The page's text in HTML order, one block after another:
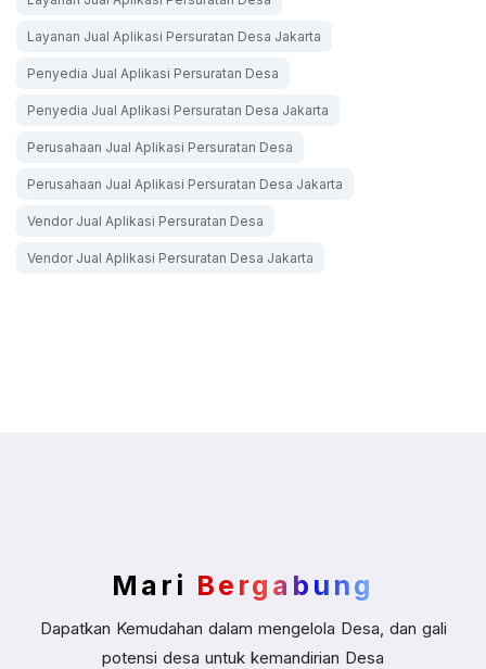
Layanan Jual Aplikasi Persuratan Desa Jakarta
Penyedia Jual Aplikasi Persuratan Desa
Penyedia Jual Aplikasi Persuratan Desa Jakarta
Perusahaan Jual Aplikasi Persuratan Desa
Perusahaan Jual Aplikasi Persuratan Desa Jakarta
Vendor Jual Aplikasi Persuratan Desa
Vendor Jual Aplikasi Persuratan Desa Jakarta
Mari Bergabung
Dapatkan Kemudahan dalam mengelola Desa, dan gali
potensi desa untuk kemandirian Desa